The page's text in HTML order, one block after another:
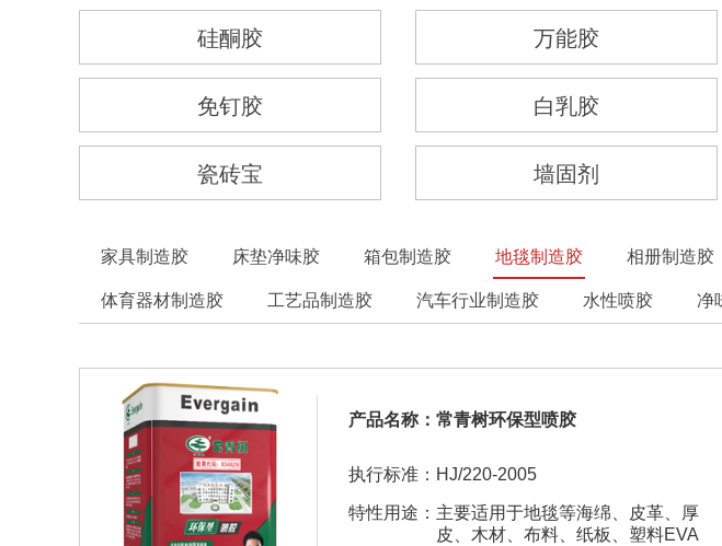
硅酮胶 万能胶
免钉胶 白乳胶
瓷砖宝 墙固剂
家具制造胶 床垫净味胶 箱包制造胶 地毯制造胶 相册制造胶
体育器材制造胶 工艺品制造胶 汽车行业制造胶 水性喷胶 净
产品名称： 常青树环保型喷胶
执行标准： HJ/220-2005
特性用途： 主要适用于地毯等海绵、皮革、厚
皮、木材、布料、纸板、塑料EVA